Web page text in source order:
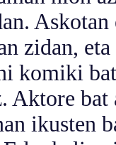
zidan,
komiki
Aktore
ikusten